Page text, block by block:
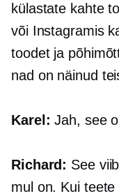
külastate kahte
või Instagramis
toodet ja
nad on näinud
Karel: Jah, see
Richard: See
mul on. Kui